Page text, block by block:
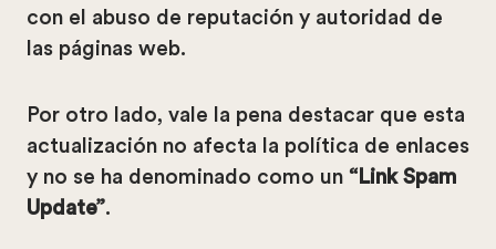
con el abuso de reputación y autoridad de
las páginas web.
Por otro lado, vale la pena destacar que esta
actualización no afecta la política de enlaces
y no se ha denominado como un “Link Spam
Update”.